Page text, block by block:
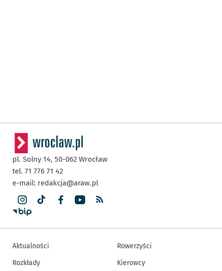
pl. Solny 14, 50-062 Wrocław
tel. 71 776 71 42
e-mail: redakcja@araw.pl
Aktualności
Rozkłady
Rowerzyści
Kierowcy